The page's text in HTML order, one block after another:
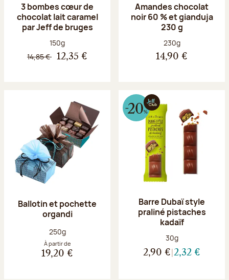
3 bombes cœur de
chocolat lait caramel
par Jeff de bruges
Poids net :
150g
14,85 € 12,35 €
Amandes chocolat
noir 60 % et gianduja
230 g
Poids net :
230g
14,90 €
Ballotin et pochette
organdi
Poids net :
250g
À partir de
19,20 €
Barre Dubaï style
praliné pistaches
kadaïf
Poids net :
30g
2,90 € 2,32 €